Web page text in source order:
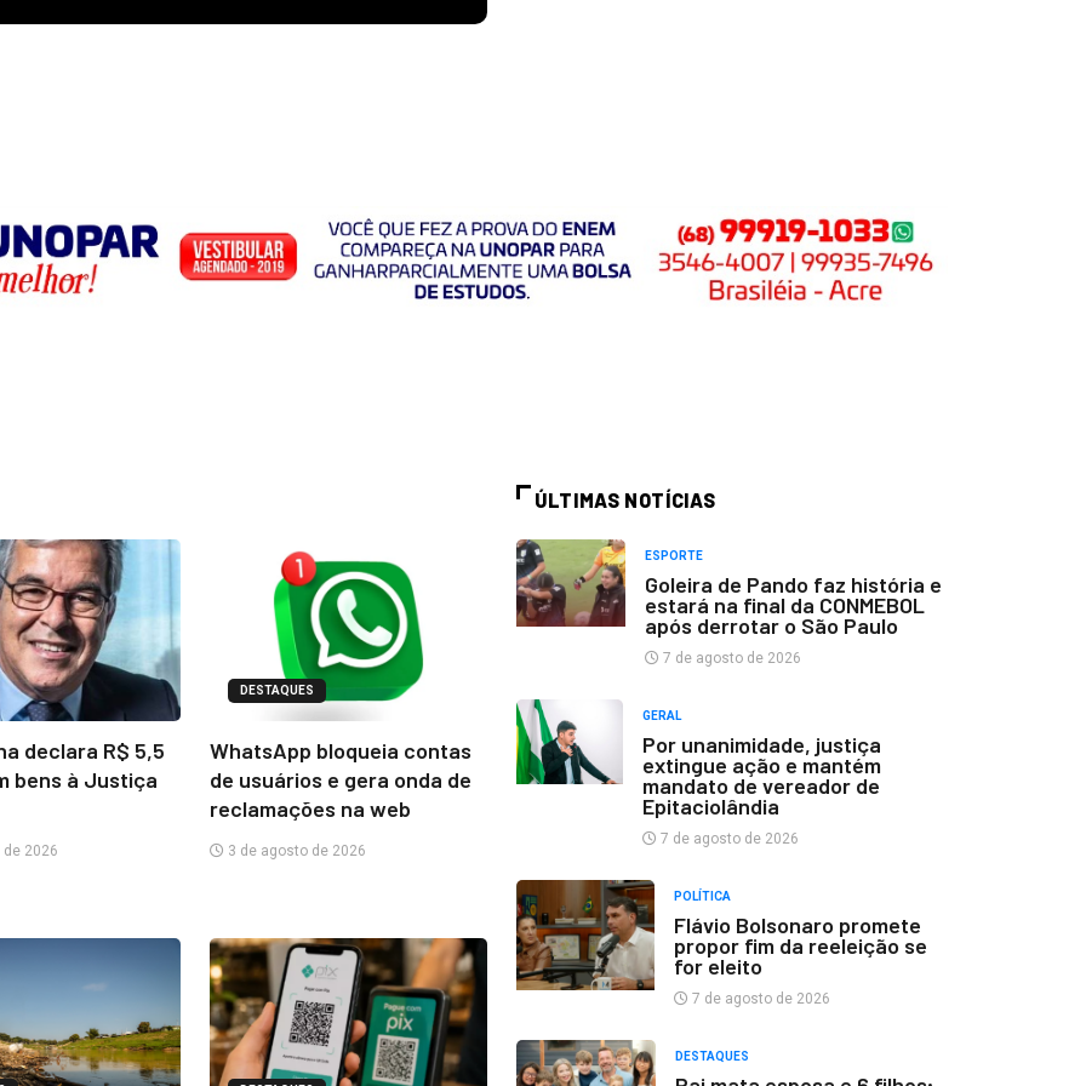
declara R$ 5,5
bens à Justiça
2026
DESTAQUES
WhatsApp bloqueia contas
de usuários e gera onda de
reclamações na web
3 de agosto de 2026
ÚLTIMAS NOTÍCIAS
ESPORTE
Goleira de Pando faz história e
estará na final da CONMEBOL
após derrotar o São Paulo
7 de agosto de 2026
GERAL
Por unanimidade, justiça
extingue ação e mantém
mandato de vereador de
Epitaciolândia
7 de agosto de 2026
POLÍTICA
Flávio Bolsonaro promete
propor fim da reeleição se
for eleito
7 de agosto de 2026
DESTAQUES